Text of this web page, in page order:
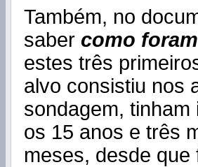
Também, no
saber como
estes três
alvo consistiu nos
sondagem,
os 15 anos e três
meses, desde